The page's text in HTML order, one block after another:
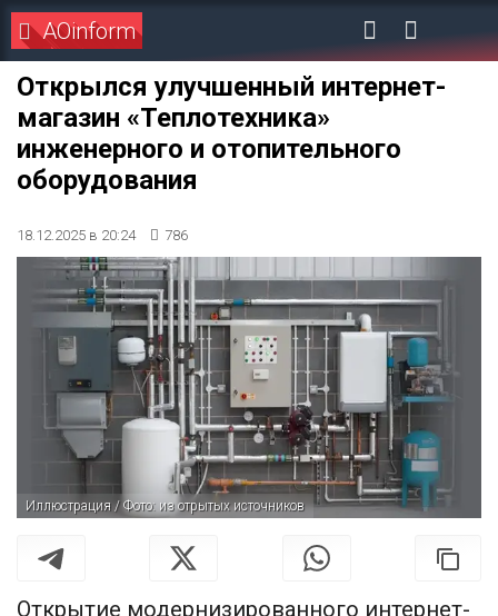
AOinform
Открылся улучшенный интернет-
магазин «Теплотехника»
инженерного и отопительного
оборудования
18.12.2025 в 20:24 786
Иллюстрация / Фото: из отрытых источников
Открытие модернизированного интернет-